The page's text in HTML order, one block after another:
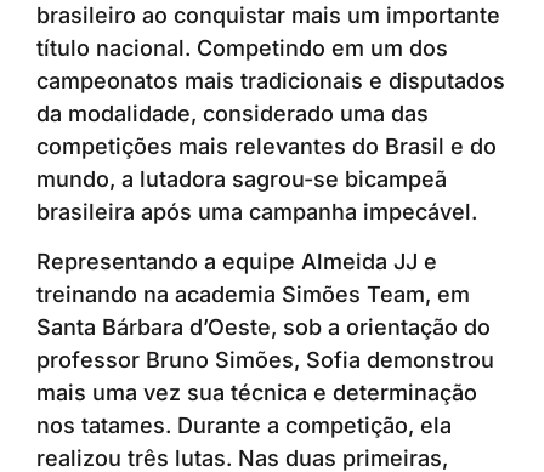
brasileiro ao conquistar mais um importante
título nacional. Competindo em um dos
campeonatos mais tradicionais e disputados
da modalidade, considerado uma das
competições mais relevantes do Brasil e do
mundo, a lutadora sagrou-se bicampeã
brasileira após uma campanha impecável.
Representando a equipe Almeida JJ e
treinando na academia Simões Team, em
Santa Bárbara d’Oeste, sob a orientação do
professor Bruno Simões, Sofia demonstrou
mais uma vez sua técnica e determinação
nos tatames. Durante a competição, ela
realizou três lutas. Nas duas primeiras,